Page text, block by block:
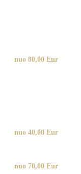
nuo 80,00 Eur
nuo 40,00 Eur
nuo 70,00 Eur